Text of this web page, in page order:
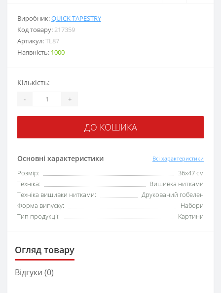
Виробник:QUICK TAPESTRY
Код товару:217359
Артикул:TL87
Наявність: 1000
Основні характеристики Всі характеристики
Розмір:
36х47 см
Техніка:
Вишивка нитками
Техніка вишивки нитками:
Друкований гобелен
Форма випуску:
Набори
Тип продукції:
Картини
Кількість:
- +
ДО КОШИКА
Огляд товару
Відгуки (0)